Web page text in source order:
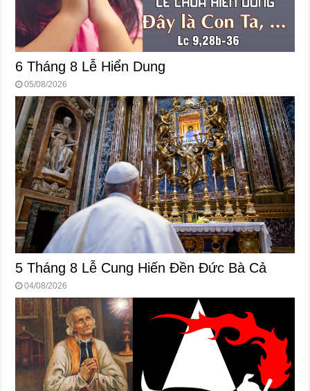
6 Tháng 8 Lễ Hiển Dung
05/08/2026
5 Tháng 8 Lễ Cung Hiến Ðền Ðức Bà Cả
04/08/2026